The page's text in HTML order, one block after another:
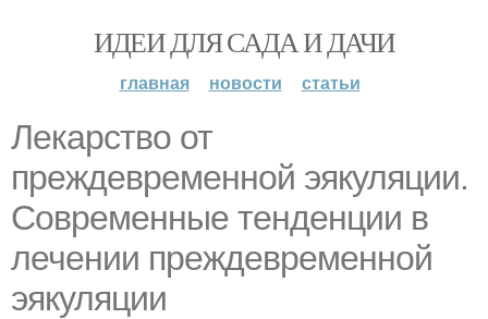
ИДЕИ ДЛЯ САДА И ДАЧИ
главная новости статьи
Лекарство от
преждевременной эякуляции.
Современные тенденции в
лечении преждевременной
эякуляции